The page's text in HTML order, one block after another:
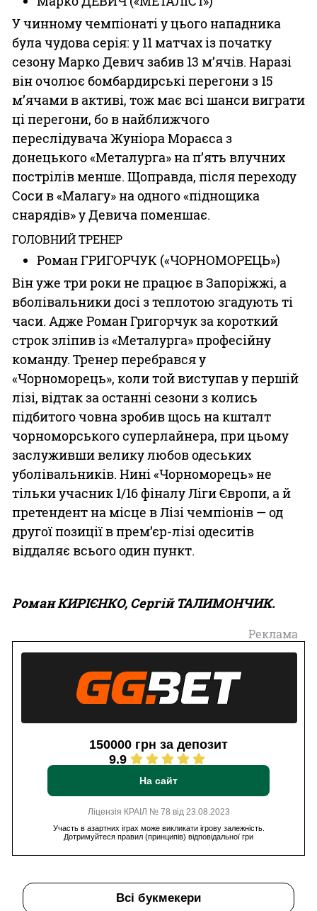
У чинному чемпіонаті у цього нападника
була чудова серія: у 11 матчах із початку
сезону Марко Девич забив 13 м’ячів. Наразі
він очолює бомбардирські перегони з 15
м’ячами в активі, тож має всі шанси виграти
ці перегони, бо в найближчого
переслідувача Жуніора Мораєса з
донецького «Металурга» на п’ять влучних
пострілів менше. Щоправда, після переходу
Соси в «Малагу» на одного «піднощика
снарядів» у Девича поменшає.
ГОЛОВНИЙ ТРЕНЕР
Роман ГРИГОРЧУК («ЧОРНОМОРЕЦЬ»)
Він уже три роки не працює в Запоріжжі, а
вболівальники досі з теп­лотою згадують ті
часи. Адже Роман Григорчук за короткий
строк зліпив із «Металурга» професійну
команду. Тренер перебрався у
«Чорноморець», коли той виступав у першій
лізі, відтак за останні сезони з колись
підбитого човна зробив щось на кшталт
чорноморського суперлайнера, при цьому
заслуживши велику любов одеських
уболівальників. Нині «Чорноморець» не
тільки учасник 1/16 фіналу Ліги Європи, а й
претендент на місце в Лізі чемпіонів — од
другої позиції в прем’єр-лізі одеситів
віддаляє всього один пункт.
Роман КИРІЄНКО, Сергій ТАЛИМОНЧИК.
Реклама
150000 грн за депозит
9.9
На сайт
Ліцензія КРАІЛ № 78 від 23.08.2023
Участь в азартних іграх може викликати ігрову залежність.
Дотримуйтеся правил (принципів) відповідальної гри
Всі букмекери